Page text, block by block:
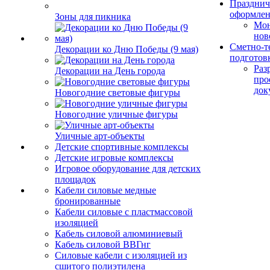
Зоны для пикника
Декорации ко Дню Победы (9 мая)
Декорации на День города
Новогодние световые фигуры
Новогодние уличные фигуры
Уличные арт-объекты
Детские спортивные комплексы
Детские игровые комплексы
Игровое оборудование для детских
площадок
Кабели силовые медные
бронированные
Кабели силовые с пластмассовой
изоляцией
Кабель силовой алюминиевый
Кабель силовой ВВГнг
Силовые кабели с изоляцией из
сшитого полиэтилена
Сметно-